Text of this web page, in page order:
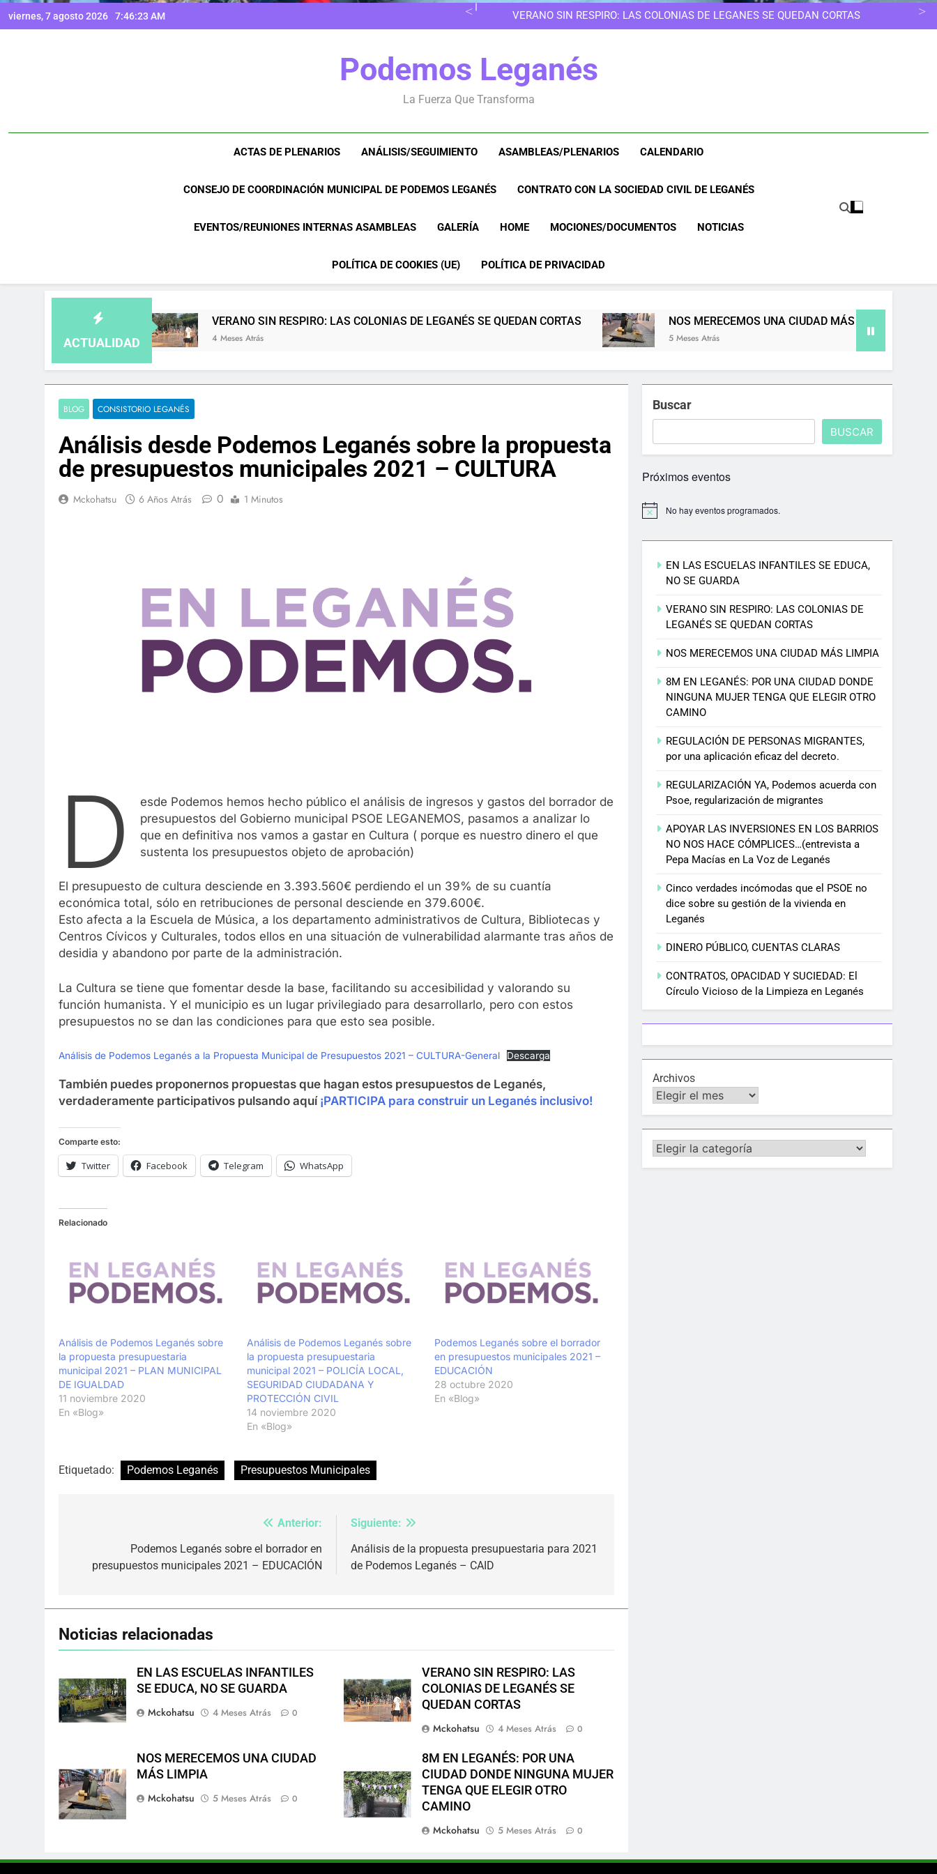
viernes, 7 agosto 2026 7:46:24 AM
EN LAS ESCUELAS INFANTILES SE EDUCA, NO SE GUARDA
VERANO SIN RESPIRO: LAS COLONIAS DE LEGANÉS SE QUEDAN CORTAS
NOS MERECEMOS UNA CIUDAD MÁS LIMPIA
VERANO SIN RESPIRO: LAS COLONIAS DE LEGANÉS SE QUEDAN CORTAS
Podemos Leganés
La Fuerza Que Transforma
ACTAS DE PLENARIOS ANÁLISIS/SEGUIMIENTO ASAMBLEAS/PLENARIOS CALENDARIO
CONSEJO DE COORDINACIÓN MUNICIPAL DE PODEMOS LEGANÉS CONTRATO CON LA SOCIEDAD CIVIL DE LEGANÉS
EVENTOS/REUNIONES INTERNAS ASAMBLEAS GALERÍA HOME MOCIONES/DOCUMENTOS NOTICIAS
POLÍTICA DE COOKIES (UE) POLÍTICA DE PRIVACIDAD
ACTUALIDAD
VERANO SIN RESPIRO: LAS COLONIAS DE LEGANÉS SE QUEDAN CORTAS
4 Meses Atrás
NOS MERECEMOS UNA CIUDAD MÁS LIMPIA
5 Meses Atrás
BLOG CONSISTORIO LEGANÉS
Análisis desde Podemos Leganés sobre la propuesta
de presupuestos municipales 2021 – CULTURA
Mckohatsu 6 Años Atrás 0 1 Minutos
D
esde Podemos hemos hecho público el análisis de ingresos y gastos del borrador de
presupuestos del Gobierno municipal PSOE LEGANEMOS, pasamos a analizar lo
que en definitiva nos vamos a gastar en Cultura ( porque es nuestro dinero el que
sustenta los presupuestos objeto de aprobación)
El presupuesto de cultura desciende en 3.393.560€ perdiendo el un 39% de su cuantía
económica total, sólo en retribuciones de personal desciende en 379.600€.
Esto afecta a la Escuela de Música, a los departamento administrativos de Cultura, Bibliotecas y
Centros Cívicos y Culturales, todos ellos en una situación de vulnerabilidad alarmante tras años de
desidia y abandono por parte de la administración.
La Cultura se tiene que fomentar desde la base, facilitando su accesibilidad y valorando su
función humanista. Y el municipio es un lugar privilegiado para desarrollarlo, pero con estos
presupuestos no se dan las condiciones para que esto sea posible.
Análisis de Podemos Leganés a la Propuesta Municipal de Presupuestos 2021 – CULTURA-General Descarga
También puedes proponernos propuestas que hagan estos presupuestos de Leganés,
verdaderamente participativos pulsando aquí ¡PARTICIPA para construir un Leganés inclusivo!
Comparte esto:
Twitter Facebook Telegram WhatsApp
Relacionado
Análisis de Podemos Leganés sobre
la propuesta presupuestaria
municipal 2021 – PLAN MUNICIPAL
DE IGUALDAD
11 noviembre 2020
En «Blog»
Análisis de Podemos Leganés sobre
la propuesta presupuestaria
municipal 2021 – POLICÍA LOCAL,
SEGURIDAD CIUDADANA Y
PROTECCIÓN CIVIL
14 noviembre 2020
En «Blog»
Podemos Leganés sobre el borrador
en presupuestos municipales 2021 –
EDUCACIÓN
28 octubre 2020
En «Blog»
Etiquetado: Podemos Leganés Presupuestos Municipales
entradas
Anterior:
Podemos Leganés sobre el borrador en
presupuestos municipales 2021 – EDUCACIÓN
Siguiente:
Análisis de la propuesta presupuestaria para 2021
de Podemos Leganés – CAID
Noticias relacionadas
EN LAS ESCUELAS INFANTILES
SE EDUCA, NO SE GUARDA
Mckohatsu
4 Meses Atrás 0
VERANO SIN RESPIRO: LAS
COLONIAS DE LEGANÉS SE
QUEDAN CORTAS
Mckohatsu
4 Meses Atrás 0
NOS MERECEMOS UNA CIUDAD
MÁS LIMPIA
Mckohatsu
5 Meses Atrás 0
8M EN LEGANÉS: POR UNA
CIUDAD DONDE NINGUNA MUJER
TENGA QUE ELEGIR OTRO
CAMINO
Mckohatsu
5 Meses Atrás 0
Buscar
BUSCAR
Próximos eventos
No hay eventos programados.
EN LAS ESCUELAS INFANTILES SE EDUCA,
NO SE GUARDA
VERANO SIN RESPIRO: LAS COLONIAS DE
LEGANÉS SE QUEDAN CORTAS
NOS MERECEMOS UNA CIUDAD MÁS LIMPIA
8M EN LEGANÉS: POR UNA CIUDAD DONDE
NINGUNA MUJER TENGA QUE ELEGIR OTRO
CAMINO
REGULACIÓN DE PERSONAS MIGRANTES,
por una aplicación eficaz del decreto.
REGULARIZACIÓN YA, Podemos acuerda con
Psoe, regularización de migrantes
APOYAR LAS INVERSIONES EN LOS BARRIOS
NO NOS HACE CÓMPLICES…(entrevista a
Pepa Macías en La Voz de Leganés
Cinco verdades incómodas que el PSOE no
dice sobre su gestión de la vivienda en
Leganés
DINERO PÚBLICO, CUENTAS CLARAS
CONTRATOS, OPACIDAD Y SUCIEDAD: El
Círculo Vicioso de la Limpieza en Leganés
Archivos
Categorías